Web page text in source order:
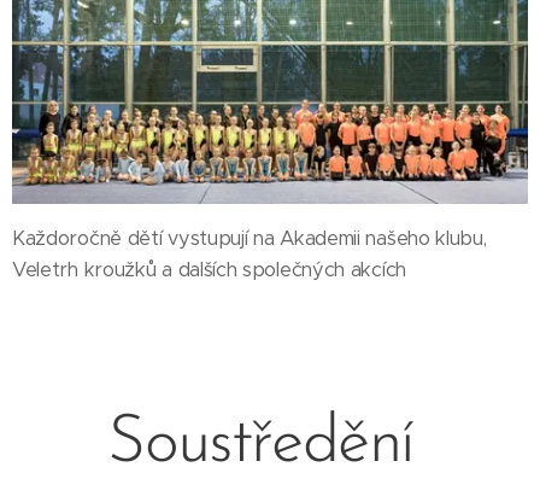
Každoročně dětí vystupují na Akademii našeho klubu,
Veletrh kroužků a dalších společných akcích
Soustředění